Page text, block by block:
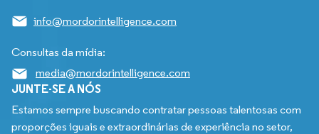
info@mordorintelligence.com
Consultas da mídia:
media@mordorintelligence.com
JUNTE-SE A NÓS
Estamos sempre buscando contratar pessoas talentosas com
proporções iguais e extraordinárias de experiência no setor,